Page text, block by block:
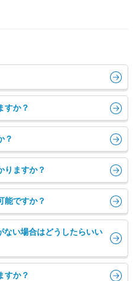
すか？
？
りますか？
能ですか？
ない場合はどうしたらいい
すか？